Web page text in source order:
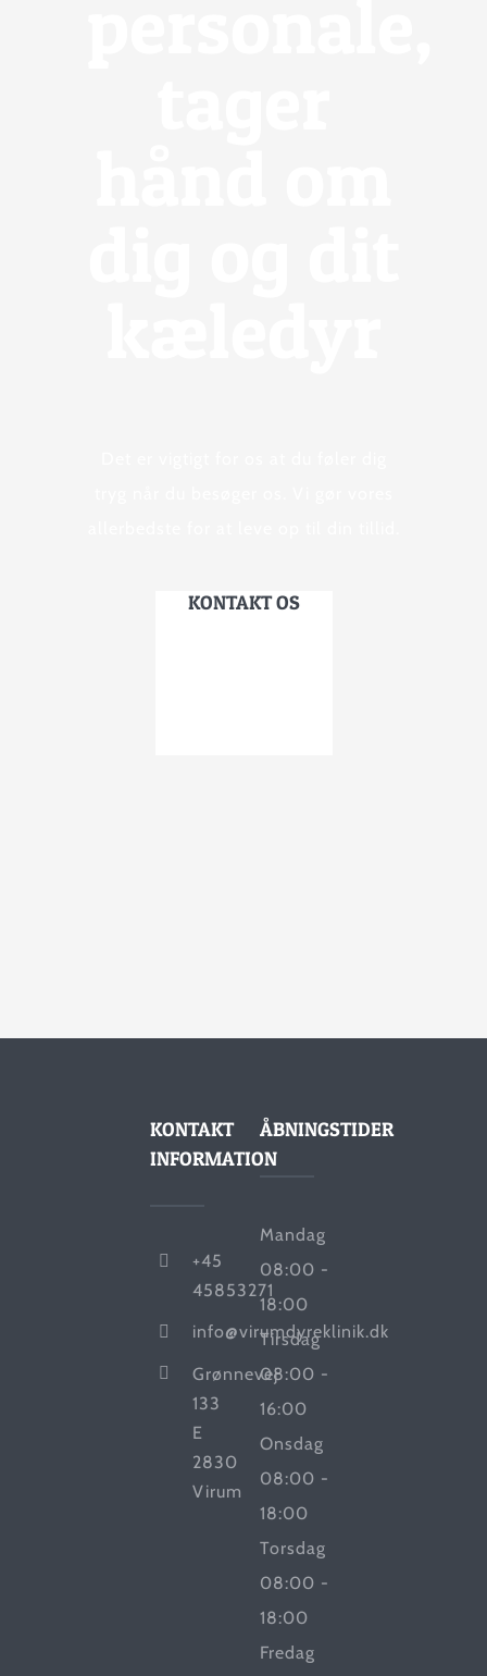
KONTAKT OS
KONTAKT
INFORMATION
+45
45853271
info@virumdyreklinik.dk
Grønnevej
133
E
2830
Virum
ÅBNINGSTIDER
Mandag
08:00 -
18:00
Tirsdag
08:00 -
16:00
Onsdag
08:00 -
18:00
Torsdag
08:00 -
18:00
Fredag